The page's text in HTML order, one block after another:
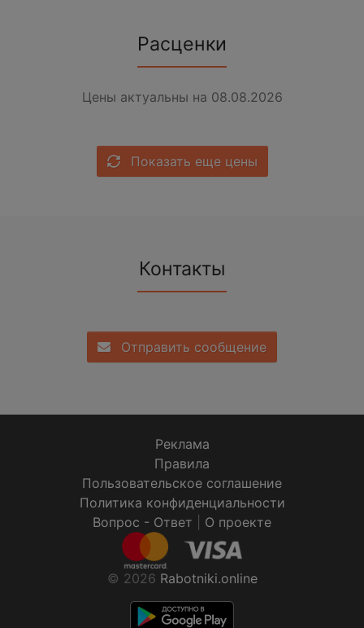
Расценки
Цены актуальны на 08.08.2026
Показать еще цены
Контакты
Отправить сообщение
Реклама
Правила
Пользовательское соглашение
Политика конфиденциальности
Вопрос - Ответ
О проекте
© 2026 Rabotniki.online